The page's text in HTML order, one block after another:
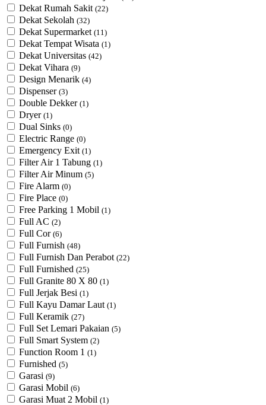
Dekat Rumah Sakit (22)
Dekat Sekolah (32)
Dekat Supermarket (11)
Dekat Tempat Wisata (1)
Dekat Universitas (42)
Dekat Vihara (9)
Design Menarik (4)
Dispenser (3)
Double Dekker (1)
Dryer (1)
Dual Sinks (0)
Electric Range (0)
Emergency Exit (1)
Filter Air 1 Tabung (1)
Filter Air Minum (5)
Fire Alarm (0)
Fire Place (0)
Free Parking 1 Mobil (1)
Full AC (2)
Full Cor (6)
Full Furnish (48)
Full Furnish Dan Perabot (22)
Full Furnished (25)
Full Granite 80 X 80 (1)
Full Jerjak Besi (1)
Full Kayu Damar Laut (1)
Full Keramik (27)
Full Set Lemari Pakaian (5)
Full Smart System (2)
Function Room 1 (1)
Furnished (5)
Garasi (9)
Garasi Mobil (6)
Garasi Muat 2 Mobil (1)